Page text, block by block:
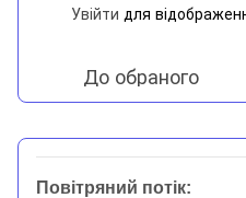
Увійти для
До обраного
Повітряний потік: